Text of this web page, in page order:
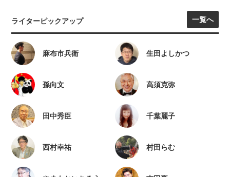
ライターピックアップ 一覧へ
麻布市兵衛 生田よしかつ
孫向文 高須克弥
田中秀臣 千葉麗子
西村幸祐 村田らむ